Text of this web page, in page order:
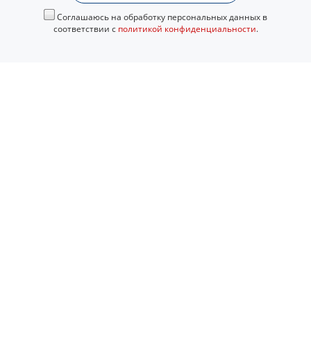
Соглашаюсь на обработку персональных данных в
соответствии с политикой конфиденциальности.